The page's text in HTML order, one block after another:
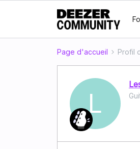
Page d'accueil Profil
L